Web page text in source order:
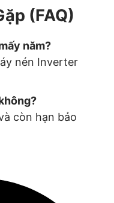
(FAQ)
năm?
nén Inverter
còn hạn bảo